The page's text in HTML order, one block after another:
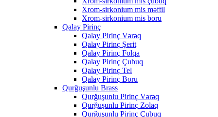
Xrom-sirkonium mis məftil
Xrom-sirkonium mis boru
Qalay Pirinç
Qalay Pirinç Vərəq
Qalay Pirinç Şerit
Qalay Pirinç Folqa
Qalay Pirinç Çubuq
Qalay Pirinç Tel
Qalay Pirinç Boru
Qurğuşunlu Brass
Qurğuşunlu Pirinç Vərəq
Qurğuşunlu Pirinç Zolaq
Qurğuşunlu Pirinç Çubuq